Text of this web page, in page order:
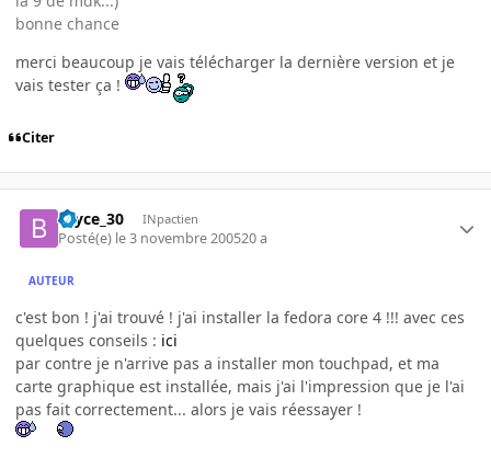
bonne chance
merci beaucoup je vais télécharger la dernière version et je
vais tester ça !
Citer
bryce_30 INpactien
Posté(e) le 3 novembre 200520 a
AUTEUR
c'est bon ! j'ai trouvé ! j'ai installer la fedora core 4 !!! avec ces
quelques conseils : ici
par contre je n'arrive pas a installer mon touchpad, et ma
carte graphique est installée, mais j'ai l'impression que je l'ai
pas fait correctement... alors je vais réessayer !